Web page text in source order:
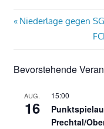
Vorheriger
Niederlage gegen
Bevorstehende
AUG.
16
15:00
Prechtal/